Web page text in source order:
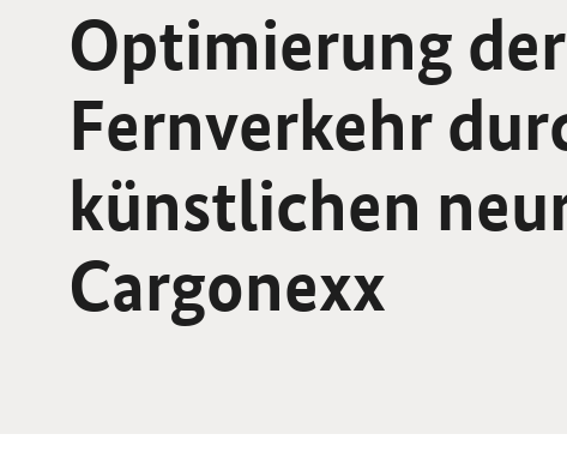
Optimierung
Fernverkehr
künstlichen
Cargonexx